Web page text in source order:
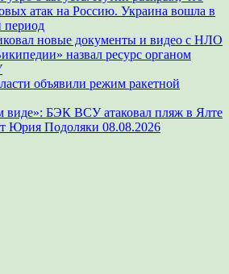
атак на Россию. Украина вошла в
период
новые документы и видео с НЛО
назвал ресурс органом
объявили режим ракетной
виде»: БЭК ВСУ атаковал пляж в Ялте
Юрия Подоляки 08.08.2026